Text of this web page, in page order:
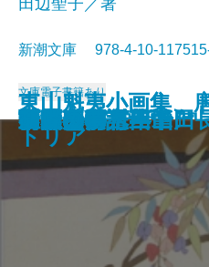
数学者の言葉では
ギリシア神話を知
一瞬の夏〔上〕
一瞬の夏〔下〕
時雨みち
音楽
東山魁夷小画集
画
姥ざかり
新源氏物語〔上〕
新源氏物語〔中〕
田辺聖子／著
新潮文庫 978-4-10-
文庫電子書籍あり
新源氏物語〔下〕
東山魁夷小画集
トリア
菊月夜
王国への道―山田
日曜日の万年筆
春秋山伏記
言葉の海へ
富豪刑事
胡蝶の夢 三
胡蝶の夢 四